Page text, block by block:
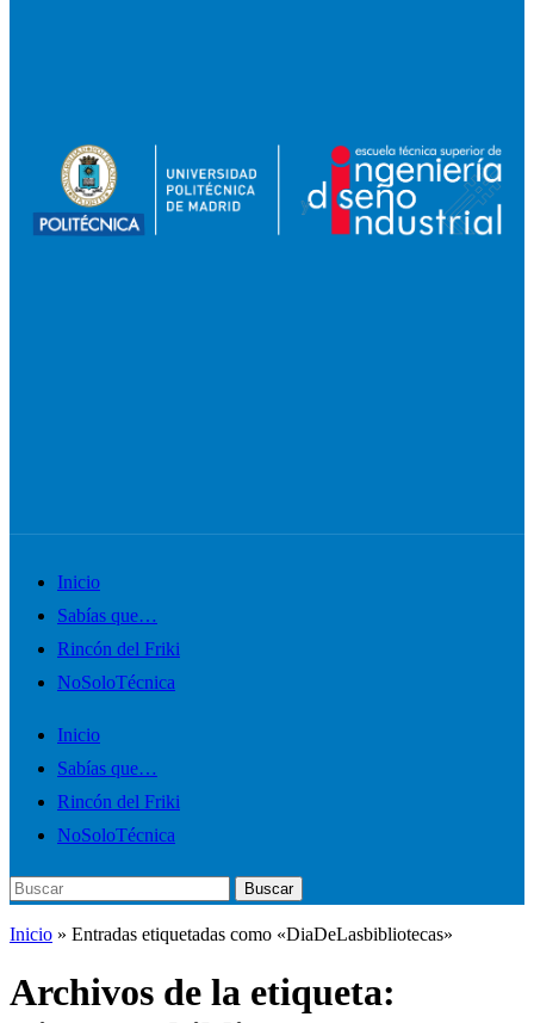
Alternar
menú
móvil
Inicio
Sabías que…
Rincón del Friki
NoSoloTécnica
Inicio
Sabías que…
Rincón del Friki
NoSoloTécnica
Buscar: Buscar
Inicio » Entradas etiquetadas como «DiaDeLasbibliotecas»
Archivos de la etiqueta: